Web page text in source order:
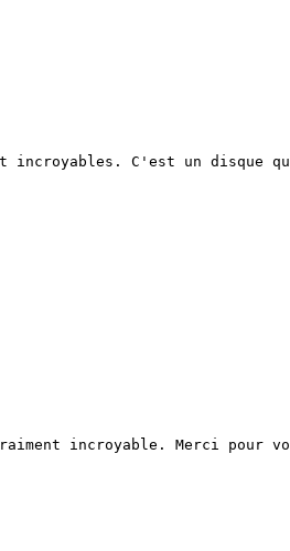
incroyables. C'est un disque
incroyable. Merci pour